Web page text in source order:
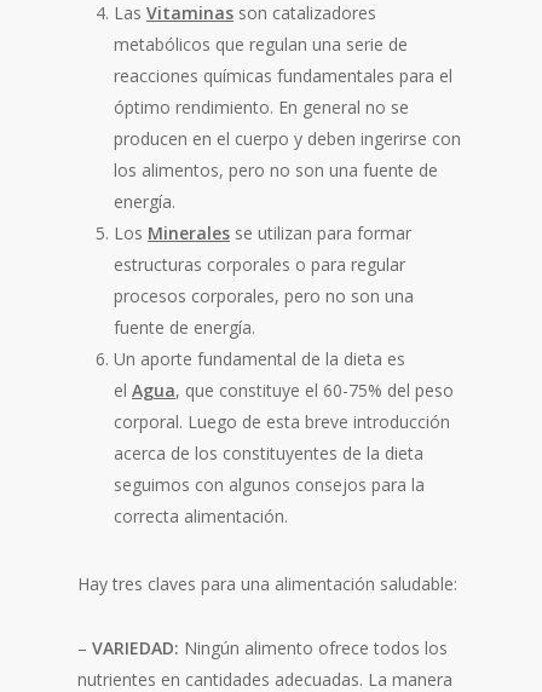
Las Vitaminas son catalizadores
metabólicos que regulan una serie de
reacciones químicas fundamentales para el
óptimo rendimiento. En general no se
producen en el cuerpo y deben ingerirse con
los alimentos, pero no son una fuente de
energía.
Los Minerales se utilizan para formar
estructuras corporales o para regular
procesos corporales, pero no son una
fuente de energía.
Un aporte fundamental de la dieta es
el Agua, que constituye el 60-75% del peso
corporal. Luego de esta breve introducción
acerca de los constituyentes de la dieta
seguimos con algunos consejos para la
correcta alimentación.
Hay tres claves para una alimentación saludable:
– VARIEDAD: Ningún alimento ofrece todos los
nutrientes en cantidades adecuadas. La manera